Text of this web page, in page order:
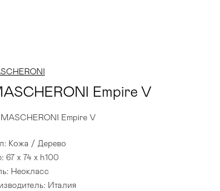
Empire V
Empire V
Кожа / Дерево
67 x 74 x h100
Неокласс
Италия